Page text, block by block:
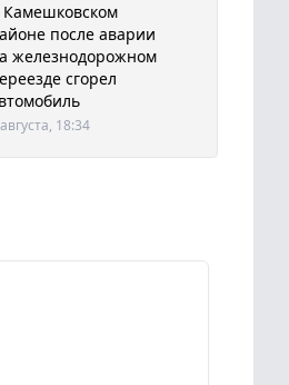
Камешковском
после аварии
железнодорожном
сгорел
18:34